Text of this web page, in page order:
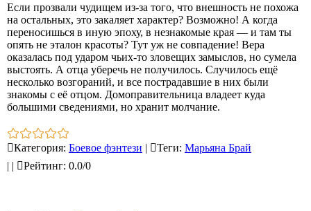
Если прозвали чудищем из‑за того, что внешность не похожа
на остальных, это закаляет характер? Возможно! А когда
переносишься в иную эпоху, в незнакомые края — и там ты
опять не эталон красоты? Тут уж не совпадение! Вера
оказалась под ударом чьих‑то зловещих замыслов, но сумела
выстоять. А отца уберечь не получилось. Случилось ещё
несколько возгораний, и все пострадавшие в них были
знакомы с её отцом. Домоправительница владеет куда
большими сведениями, но хранит молчание.
Категория: Боевое фэнтези | Теги: Марьяна Брай
| | Рейтинг: 0.0/0